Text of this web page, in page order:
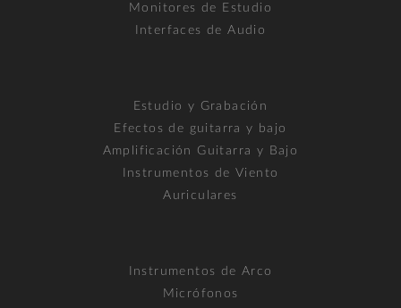
Monitores de Estudio
Interfaces de Audio
Estudio y Grabación
Efectos de guitarra y bajo
Amplificación Guitarra y Bajo
Instrumentos de Viento
Auriculares
Instrumentos de Arco
Micrófonos